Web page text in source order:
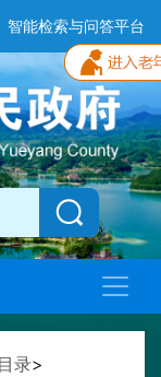
智能检索与问答平台
录>